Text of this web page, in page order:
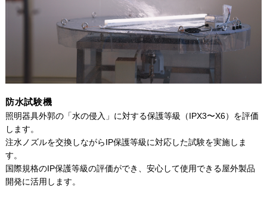
防水試験機
照明器具外郭の「水の侵入」に対する保護等級（IPX3〜X6）を評価
します。
注水ノズルを交換しながらIP保護等級に対応した試験を実施しま
す。
国際規格のIP保護等級の評価ができ、安心して使用できる屋外製品
開発に活用します。